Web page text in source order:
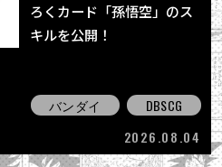
ろくカード「孫悟空」のス
キルを公開！
バンダイ
DBSCG
2026.08.04